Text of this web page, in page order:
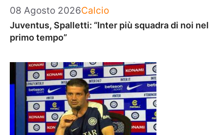
08 Agosto 2026Categorie
Calcio
Juventus, Spalletti: “Inter più squadra di noi nel
primo tempo”